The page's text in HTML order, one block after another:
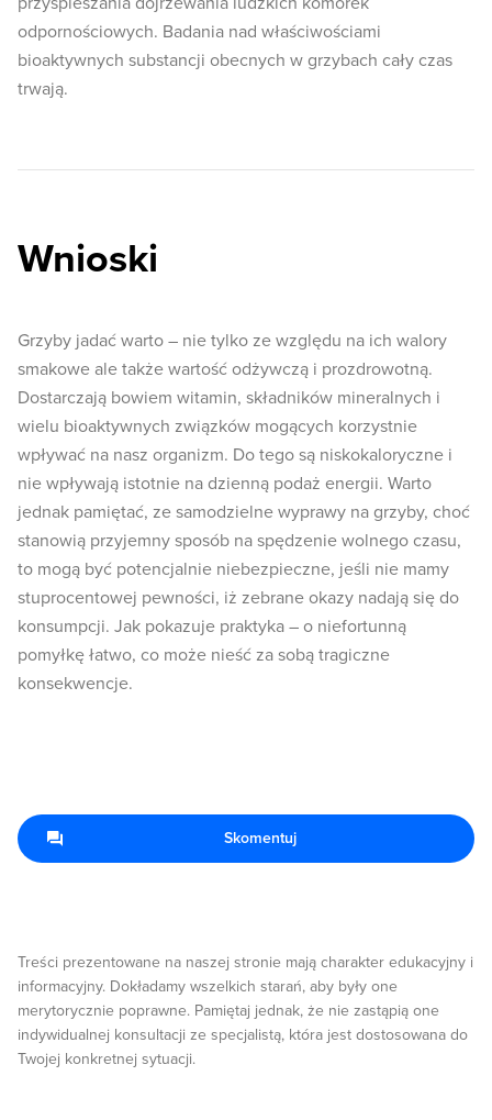
odpornościowych. Badania nad właściwościami
bioaktywnych substancji obecnych w grzybach cały czas
trwają.
Wnioski
Grzyby jadać warto – nie tylko ze względu na ich walory
smakowe ale także wartość odżywczą i prozdrowotną.
Dostarczają bowiem witamin, składników mineralnych i
wielu bioaktywnych związków mogących korzystnie
wpływać na nasz organizm. Do tego są niskokaloryczne i
nie wpływają istotnie na dzienną podaż energii. Warto
jednak pamiętać, ze samodzielne wyprawy na grzyby, choć
stanowią przyjemny sposób na spędzenie wolnego czasu,
to mogą być potencjalnie niebezpieczne, jeśli nie mamy
stuprocentowej pewności, iż zebrane okazy nadają się do
konsumpcji. Jak pokazuje praktyka – o niefortunną
pomyłkę łatwo, co może nieść za sobą tragiczne
konsekwencje.
Treści prezentowane na naszej stronie mają charakter edukacyjny i
informacyjny. Dokładamy wszelkich starań, aby były one
merytorycznie poprawne. Pamiętaj jednak, że nie zastąpią one
indywidualnej konsultacji ze specjalistą, która jest dostosowana do
Twojej konkretnej sytuacji.
Skomentuj